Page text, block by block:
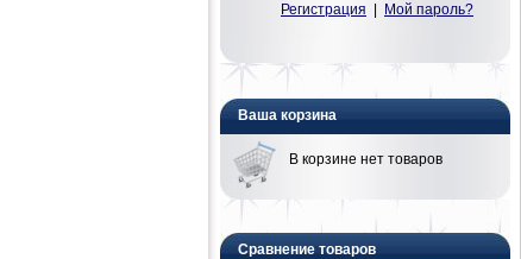
Регистрация Мой пароль?
Ваша корзина
В корзине нет товаров
Сравнение товаров